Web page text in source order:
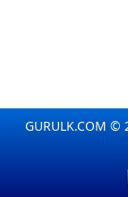
GURULK.COM